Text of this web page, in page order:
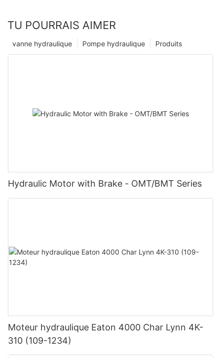
TU POURRAIS AIMER
Produits
Pompe hydraulique
vanne hydraulique
Hydraulic Motor with Brake - OMT/BMT Series
Moteur hydraulique Eaton 4000 Char Lynn 4K-
310 (109-1234)